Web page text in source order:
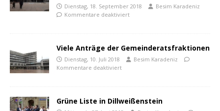
Dienstag, 18. September 2018
Besim Karadeniz
Kommentare deaktiviert
Viele Anträge der Gemeinderatsfraktionen
Dienstag, 10. Juli 2018
Besim Karadeniz
Kommentare deaktiviert
Grüne Liste in Dillweißenstein